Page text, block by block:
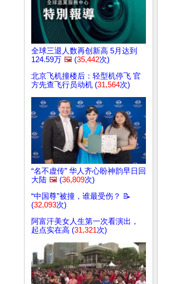
全球三退人数再创新高 5月达到
124.59万 🖼️ (35,442次)
北京飞机撞楼后：轻型机停飞 官
方先查飞行员动机 (31,564次)
“名不虚传” 华人齐心盼神韵早日回
大陆 🖼️ (36,809次)
“中国尊”被撞，谁最受伤？ 📝
(32,093次)
阿富汗美女人生第一次看演出，
起点实在高 (31,321次)